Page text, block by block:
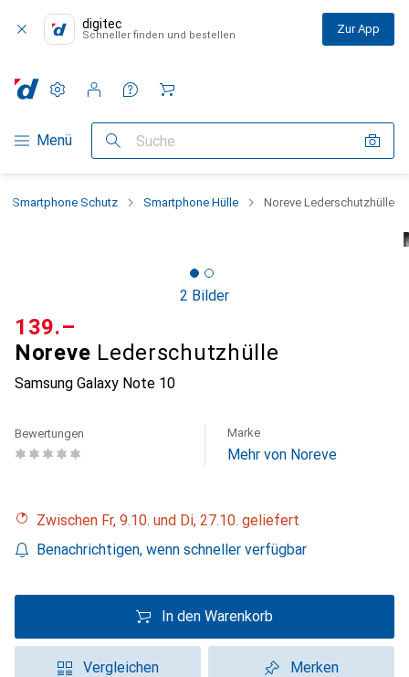
digitec
Schneller finden und bestellen Zur App
Navigation nach Kategorien
Menü Suche
Einstellungen
Kundenkonto
Vergleichslisten
Merklisten
Warenkorb
Smartphone Schutz Smartphone Hülle Noreve Lederschutzhülle
2 Bilder
Noreve Lederschutzhülle
Samsung Galaxy Note 10
CHF
139.–
Bewertungen Marke
Mehr von Noreve
Zwischen Fr, 9.10. und Di, 27.10. geliefert
Benachrichtigen, wenn schneller verfügbar
In den Warenkorb
Vergleichen Merken